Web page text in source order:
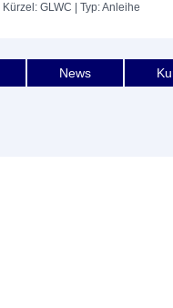
| Kürzel: GLWC | Typ: Anleihe
News